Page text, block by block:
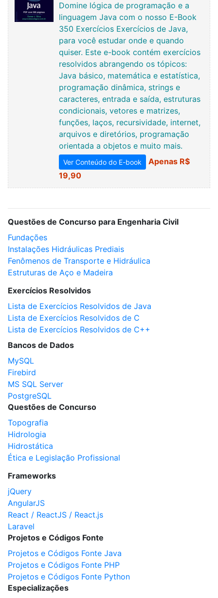
Domine lógica de programação e a
linguagem Java com o nosso E-Book
350 Exercícios Exercícios de Java,
para você estudar onde e quando
quiser. Este e-book contém exercícios
resolvidos abrangendo os tópicos:
Java básico, matemática e estatística,
programação dinâmica, strings e
caracteres, entrada e saída, estruturas
condicionais, vetores e matrizes,
funções, laços, recursividade, internet,
arquivos e diretórios, programação
orientada a objetos e muito mais.
Ver Conteúdo do E-book
Apenas R$
19,90
Questões de Concurso para Engenharia Civil
Fundações
Instalações Hidráulicas Prediais
Fenômenos de Transporte e Hidráulica
Estruturas de Aço e Madeira
Exercícios Resolvidos
Lista de Exercícios Resolvidos de Java
Lista de Exercícios Resolvidos de C
Lista de Exercícios Resolvidos de C++
Bancos de Dados
MySQL
Firebird
MS SQL Server
PostgreSQL
Questões de Concurso
Topografia
Hidrologia
Hidrostática
Ética e Legislação Profissional
Frameworks
jQuery
AngularJS
React / ReactJS / React.js
Laravel
Projetos e Códigos Fonte
Projetos e Códigos Fonte Java
Projetos e Códigos Fonte PHP
Projetos e Códigos Fonte Python
Especializações